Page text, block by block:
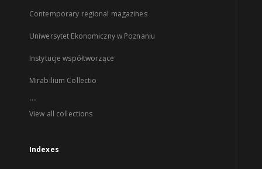
Contemporary regional magazines
Uniwersytet Ekonomiczny w Poznaniu
Instytucje współtworzące
Mirabilium Collectio
...
View all collections
Indexes